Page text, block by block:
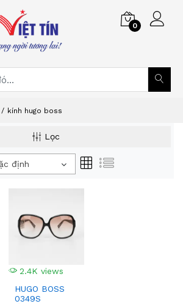
0
kính hugo boss
Lọc
định
2.4K views
HUGO BOSS
0349S